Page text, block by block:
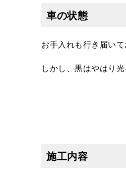
車の状態
お手入れも行き届い
しかし、黒はやはり
施工内容